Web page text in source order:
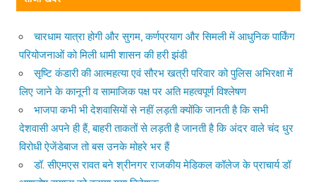
चारधाम यात्रा होगी और सुगम, कर्णप्रयाग और सिमली में आधुनिक पार्किंग
परियोजनाओं को मिली धामी शासन की हरी झंडी
सृष्टि कंडारी की आत्महत्या एवं सौरभ खत्री परिवार को पुलिस अभिरक्षा में
लिए जाने के कानूनी व सामाजिक पक्ष पर अति महत्वपूर्ण विश्लेषण
भाजपा कभी भी देशवासियों से नहीं लड़ती क्योंकि जानती है कि सभी
देशवासी अपने ही हैं, बाहरी ताकतों से लड़ती है जानती है कि अंदर वाले चंद धुर
विरोधी ऐजेंडेबाज तो बस उनके मोहरे भर हैं
डॉ. सीएमएस रावत बने श्रीनगर राजकीय मेडिकल कॉलेज के प्राचार्य डॉ